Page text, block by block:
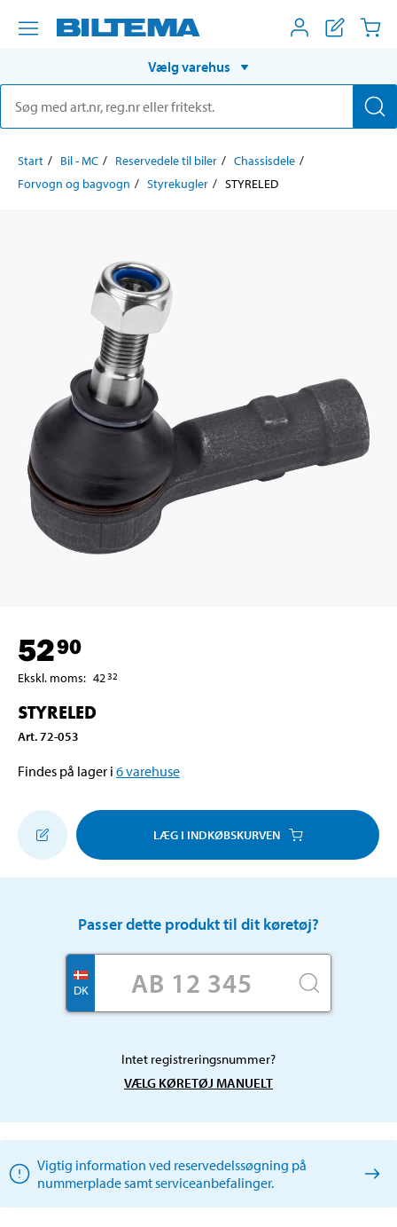
Vælg varehus
Start Bil - MC Reservedele til biler
Chassisdele
Forvogn og bagvogn
Styrekugler STYRELED
5290
Ekskl. moms: 4232
STYRELED
Art.72-053
Findes på lager i 6varehuse
LÆG I INDKØBSKURVEN
Passer dette produkt til dit køretøj?
DK
Intet registreringsnummer?
VÆLG KØRETØJ MANUELT
Vigtig information ved reservedelssøgning på
nummerplade samt serviceanbefalinger.